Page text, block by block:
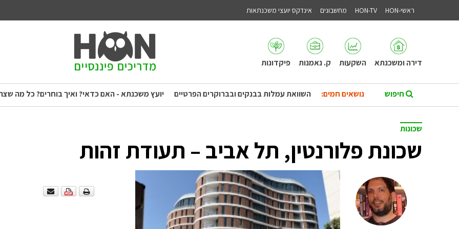
ראשי-HON HON-TV מחשבונים אינדקס יועצי משכנתאות
דירה ומשכנתא השקעות ק. נאמנות פיקדונות
נושאים חמים: השוואת עמלות בבנקים ובברוקרים הפרטיים יועץ משכנתא - האם כדאי? ואיך בוחרים? כל מה
שכונות
שכונת פלורנטין, תל אביב – תעודת זהות